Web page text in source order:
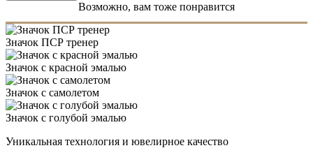
Возможно, вам тоже понравится
Значок ПСР тренер
Значок с красной эмалью
Значок с самолетом
Значок с голубой эмалью
Уникальная технология и ювелирное качество